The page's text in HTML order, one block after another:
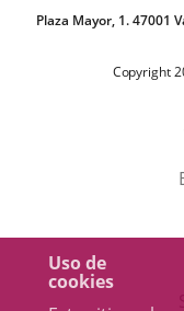
Uso de
cookies
Plaza Mayor, 1. 47001
Copyright